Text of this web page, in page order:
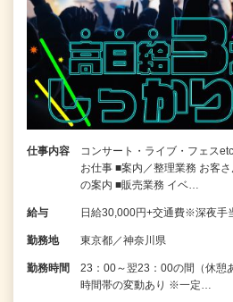
仕事内容
コンサート・ライブ・フェス
お仕事 ■案内／整理業務 お客
の案内 ■販売業務 イベ…
給与 日給30,000円+交通費※深夜手
勤務地 東京都／神奈川県
勤務時間
23：00～翌23：00の間（休憩
時間帯の変動あり ※一定…